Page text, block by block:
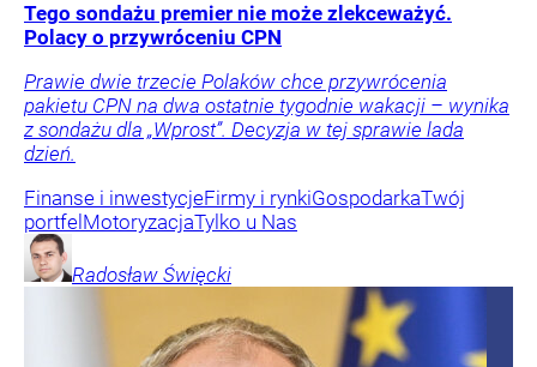
Tego sondażu premier nie może zlekceważyć.
Polacy o przywróceniu CPN
Prawie dwie trzecie Polaków chce przywrócenia
pakietu CPN na dwa ostatnie tygodnie wakacji – wynika
z sondażu dla „Wprost”. Decyzja w tej sprawie lada
dzień.
Finanse i inwestycjeFirmy i rynkiGospodarkaTwój
portfel MotoryzacjaTylko u Nas
Radosław Święcki